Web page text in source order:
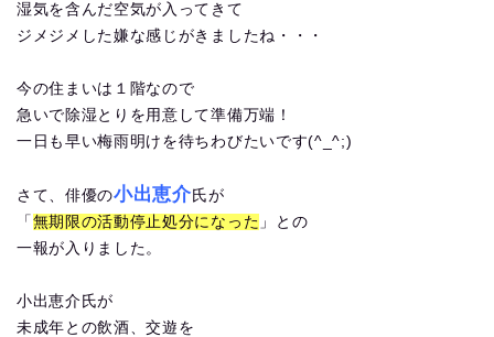
湿気を含んだ空気が入ってきて
ジメジメした嫌な感じがきましたね・・・
今の住まいは１階なので
急いで除湿とりを用意して準備万端！
一日も早い梅雨明けを待ちわびたいです(^_^;)
さて、俳優の小出恵介氏が
「 無期限の活動停止処分になった 」との
一報が入りました。
小出恵介氏が
未成年との飲酒、交遊を